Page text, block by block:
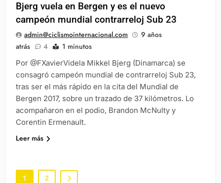
Bjerg vuela en Bergen y es el nuevo
campeón mundial contrarreloj Sub 23
admin@ciclismointernacional.com
9 años
atrás
4 1 minutos
Por @FXavierVidela Mikkel Bjerg (Dinamarca) se
consagró campeón mundial de contrarreloj Sub 23,
tras ser el más rápido en la cita del Mundial de
Bergen 2017, sobre un trazado de 37 kilómetros. Lo
acompañaron en el podio, Brandon McNulty y
Corentin Ermenault.
Leer más
1 2